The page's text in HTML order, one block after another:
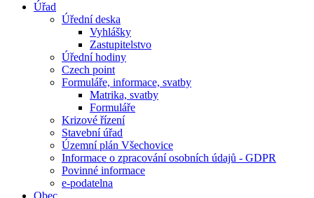
Úřad
Úřední deska
Vyhlášky
Zastupitelstvo
Úřední hodiny
Czech point
Formuláře, informace, svatby
Matrika, svatby
Formuláře
Krizové řízení
Stavební úřad
Územní plán Všechovice
Informace o zpracování osobních údajů - GDPR
Povinné informace
e-podatelna
Obec